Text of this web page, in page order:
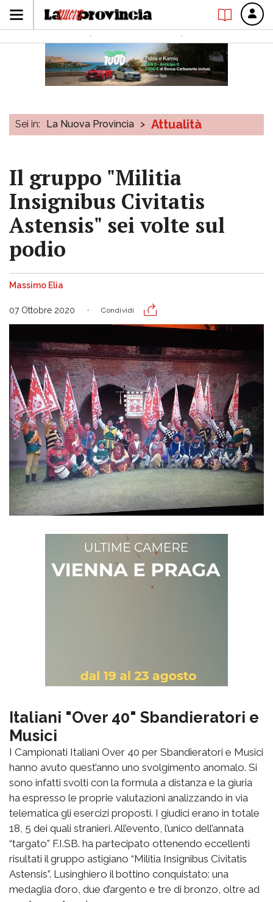
Sei in: La Nuova Provincia > Attualità
Il gruppo "Militia
Insignibus Civitatis
Astensis" sei volte sul
podio
Massimo Elia
07 Ottobre 2020 Condividi
Italiani "Over 40" Sbandieratori e
Musici
I Campionati Italiani Over 40 per Sbandieratori e Musici
hanno avuto quest’anno uno svolgimento anomalo. Si
sono infatti svolti con la formula a distanza e la giuria
ha espresso le proprie valutazioni analizzando in via
telematica gli esercizi proposti. I giudici erano in totale
18, 5 dei quali stranieri. All’evento, l’unico dell’annata
“targato” F.I.SB. ha partecipato ottenendo eccellenti
risultati il gruppo astigiano “Militia Insignibus Civitatis
Astensis”. Lusinghiero il bottino conquistato: una
medaglia d’oro, due d’argento e tre di bronzo, oltre ad